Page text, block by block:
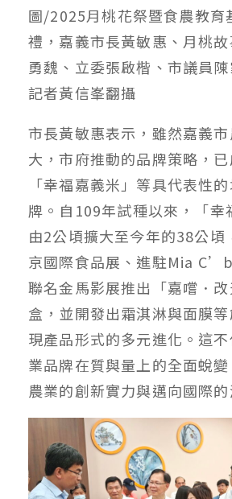
圖/2025月桃花祭暨食農教育
禮，嘉義市長黃敏惠、月桃
勇魏、立委張啟楷、市議員陳
記者黃信峯翻攝
市長黃敏惠表示，雖然嘉義
大，市府推動的品牌策略，
「幸福嘉義米」等具代表性
牌。自109年試種以來，「幸
由2公頃擴大至今年的38公頃
京國際食品展、進駐Mia
聯名金馬影展推出「嘉嚐．
盒，並開發出霜淇淋與面膜
現產品形式的多元進化。這
業品牌在質與量上的全面蛻
農業的創新實力與邁向國際的